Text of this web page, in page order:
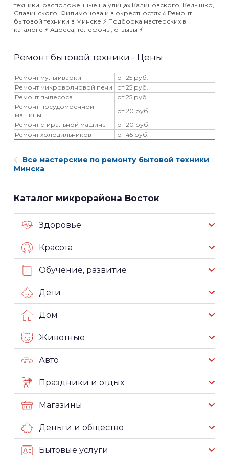
техники, расположенные на улицах Калиновского, Кедышко,
Славинского, Филимонова и в окрестностях ⭐️ Ремонт
бытовой техники в Минске ⚡️ Подборка мастерских в
каталоге ⚡️ Адреса, телефоны, отзывы ⚡️
Ремонт бытовой техники - Цены
Ремонт мультиварки
от 25 руб.
Ремонт микроволновой печи
от 25 руб.
Ремонт пылесоса
от 25 руб.
Ремонт посудомоечной
машины
от 20 руб.
Ремонт стиральной машины
от 20 руб.
Ремонт холодильников
от 45 руб.
Все мастерские по ремонту бытовой техники
Минска
Каталог микрорайона Восток
Здоровье
Красота
Обучение, развитие
Дети
Дом
Животные
Авто
Праздники и отдых
Магазины
Деньги и общество
Бытовые услуги